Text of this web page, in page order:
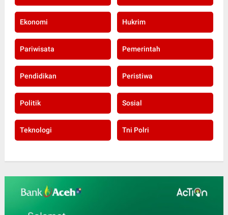
Ekonomi Hukrim
Pariwisata Pemerintah
Pendidikan Peristiwa
Politik Sosial
Teknologi Tni Polri